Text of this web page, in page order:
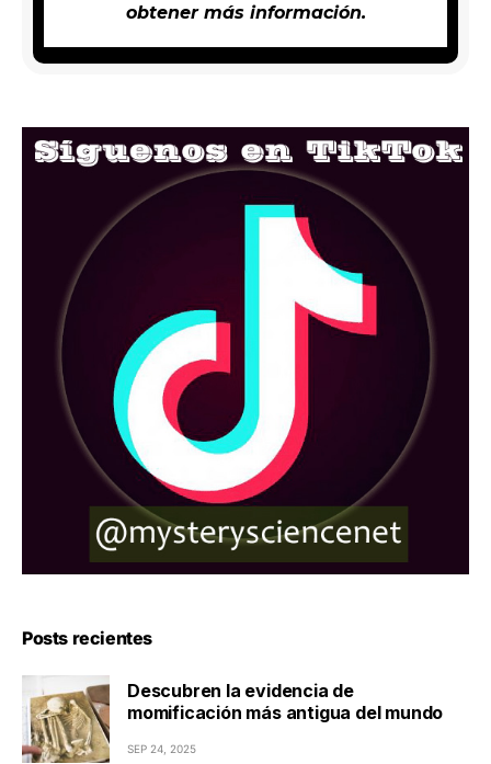
obtener más información.
Posts recientes
Descubren la evidencia de
momificación más antigua del mundo
SEP 24, 2025